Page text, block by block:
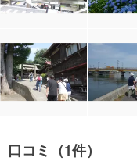
口コミ（1件）